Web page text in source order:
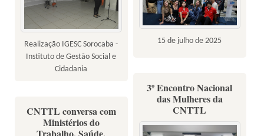
15 de julho de 2025
Realização IGESC Sorocaba -
Instituto de Gestão Social e
Cidadania
3º Encontro Nacional
das Mulheres da
CNTTL
CNTTL conversa com
Ministérios do